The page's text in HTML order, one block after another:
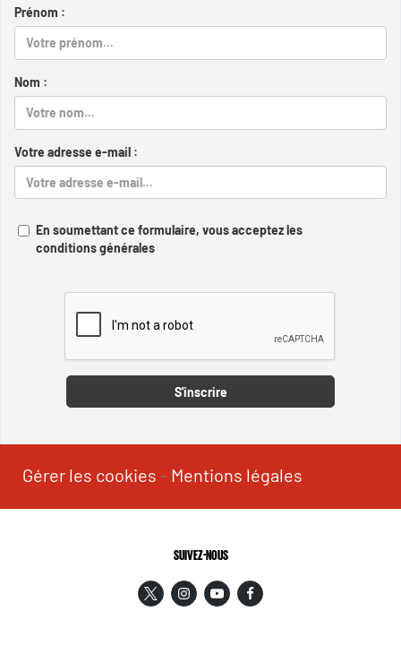
Prénom :
Nom :
Votre adresse e-mail :
En soumettant ce formulaire, vous acceptez les
conditions générales
S'inscrire
Gérer les cookies - Mentions légales
SUIVEZ-NOUS